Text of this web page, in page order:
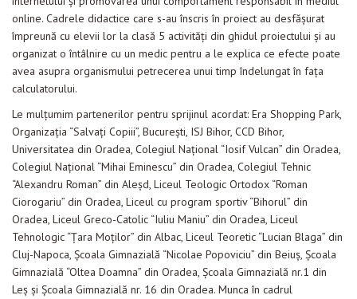
online. Cadrele didactice care s-au înscris în proiect au desfăşurat
împreună cu elevii lor la clasă 5 activităţi din ghidul proiectului şi au
organizat o întâlnire cu un medic pentru a le explica ce efecte poate
avea asupra organismului petrecerea unui timp îndelungat în faţa
calculatorului.
Le mulţumim partenerilor pentru sprijinul acordat: Era Shopping Park,
Organizaţia “Salvaţi Copiii”, Bucureşti, ISJ Bihor, CCD Bihor,
Universitatea din Oradea, Colegiul Naţional “Iosif Vulcan” din Oradea,
Colegiul Naţional “Mihai Eminescu” din Oradea, Colegiul Tehnic
“Alexandru Roman” din Aleşd, Liceul Teologic Ortodox “Roman
Ciorogariu” din Oradea, Liceul cu program sportiv “Bihorul” din
Oradea, Liceul Greco-Catolic “Iuliu Maniu” din Oradea, Liceul
Tehnologic “Ţara Moţilor” din Albac, Liceul Teoretic “Lucian Blaga” din
Cluj-Napoca, Şcoala Gimnazială “Nicolae Popoviciu” din Beiuş, Şcoala
Gimnazială “Oltea Doamna” din Oradea, Şcoala Gimnazială nr.1 din
Leş şi Şcoala Gimnazială nr. 16 din Oradea. Munca în cadrul